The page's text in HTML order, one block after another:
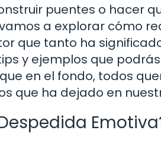
puentes o hacer
a explorar cómo
que tanto ha
y ejemplos que podrás
en el fondo, todos
que ha dejado en